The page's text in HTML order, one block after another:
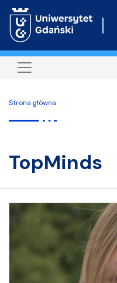
Strona główna
TopMinds